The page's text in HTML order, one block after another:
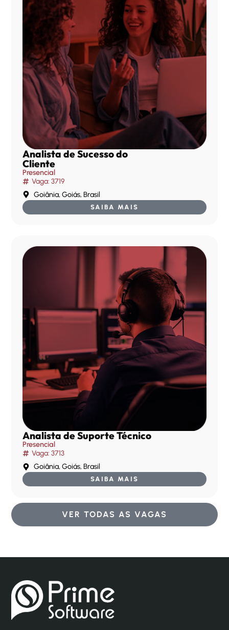
Analista de Sucesso do
Cliente
Presencial
Vaga: 3719
Goiânia, Goiás, Brasil
SAIBA MAIS
Analista de Suporte Técnico
Presencial
Vaga: 3713
Goiânia, Goiás, Brasil
SAIBA MAIS
VER TODAS AS VAGAS